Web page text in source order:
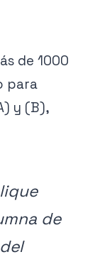
de 1000
para
y (B),
de